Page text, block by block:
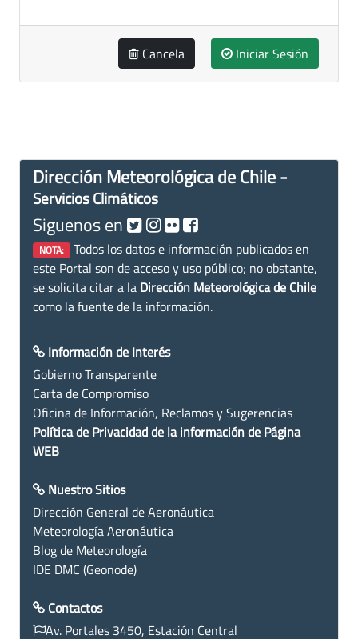
Cancela Iniciar Sesión
Dirección Meteorológica de Chile -
Servicios Climáticos
Siguenos en
NOTA: Todos los datos e información publicados en
este Portal son de acceso y uso público; no obstante,
se solicita citar a la Dirección Meteorológica de Chile
como la fuente de la información.
Información de Interés
Gobierno Transparente
Carta de Compromiso
Oficina de Información, Reclamos y Sugerencias
Política de Privacidad de la información de Página
WEB
Nuestro Sitios
Dirección General de Aeronáutica
Meteorología Aeronáutica
Blog de Meteorología
IDE DMC (Geonode)
Contactos
Av. Portales 3450, Estación Central